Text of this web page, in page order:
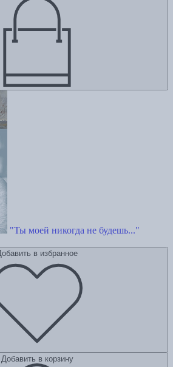
"Ты моей никогда не будешь..."
в избранное
Добавить в корзину